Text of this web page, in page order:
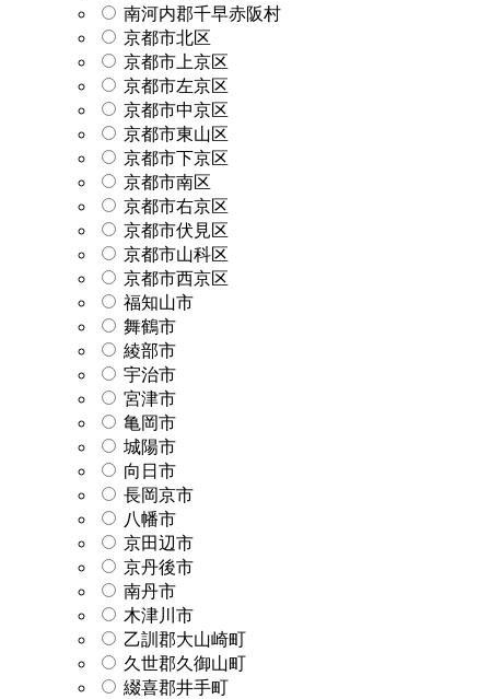
南河内郡千早赤阪村
京都市北区
京都市上京区
京都市左京区
京都市中京区
京都市東山区
京都市下京区
京都市南区
京都市右京区
京都市伏見区
京都市山科区
京都市西京区
福知山市
舞鶴市
綾部市
宇治市
宮津市
亀岡市
城陽市
向日市
長岡京市
八幡市
京田辺市
京丹後市
南丹市
木津川市
乙訓郡大山崎町
久世郡久御山町
綴喜郡井手町